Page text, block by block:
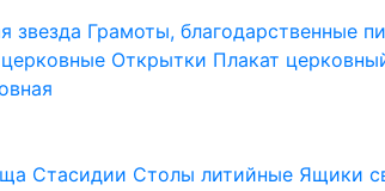
звезда Грамоты, благодарственные
Открытки Плакат
Стасидии Столы литийные Ящики